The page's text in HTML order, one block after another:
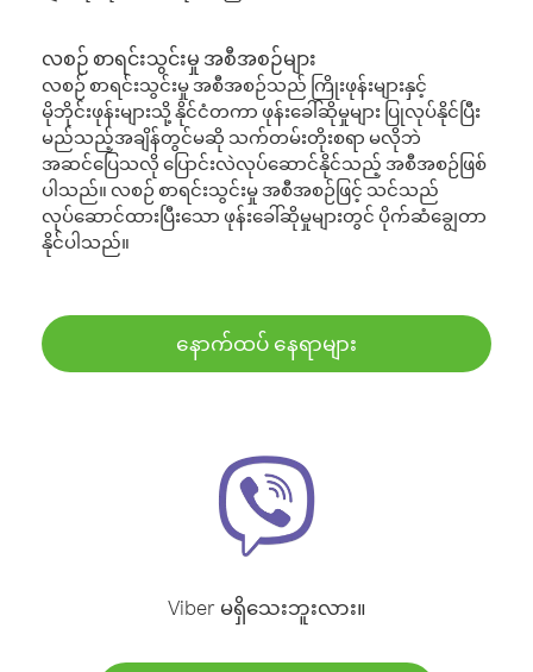
လစဉ် စာရင်းသွင်းမှု အစီအစဉ်များ
လစဉ် စာရင်းသွင်းမှု အစီအစဉ်သည် ကြိုးဖုန်းများနှင့်
မိုဘိုင်းဖုန်းများသို့ နိုင်ငံတကာ ဖုန်းခေါ်ဆိုမှုများ ပြုလုပ်နိုင်ပြီး
မည်သည့်အချိန်တွင်မဆို သက်တမ်းတိုးစရာ မလိုဘဲ
အဆင်ပြေသလို ပြောင်းလဲလုပ်ဆောင်နိုင်သည့် အစီအစဉ်ဖြစ်
ပါသည်။ လစဉ် စာရင်းသွင်းမှု အစီအစဉ်ဖြင့် သင်သည်
လုပ်ဆောင်ထားပြီးသော ဖုန်းခေါ်ဆိုမှုများတွင် ပိုက်ဆံချွေတာ
နိုင်ပါသည်။
နောက်ထပ် နေရာများ
Viber မရှိသေးဘူးလား။